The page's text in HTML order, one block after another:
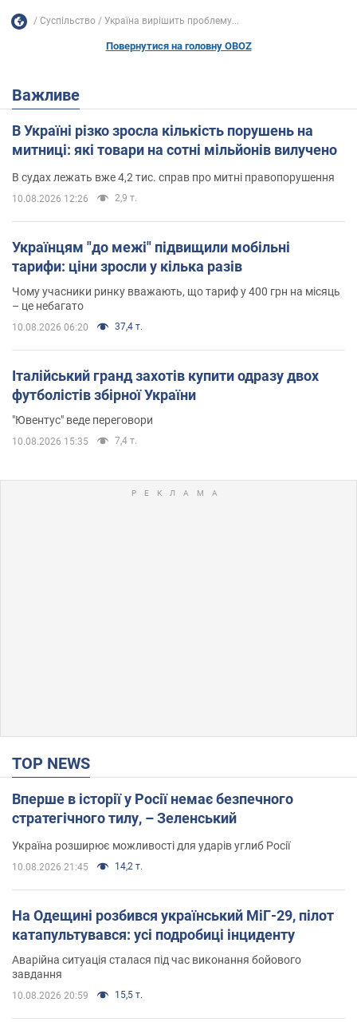
Суспільство Україна вирішить проблему...
Повернутися на головну OBOZ
Важливе
В Україні різко зросла кількість порушень на
митниці: які товари на сотні мільйонів вилучено
В судах лежать вже 4,2 тис. справ про митні правопорушення
10.08.2026 12:26 2,9 т.
Українцям "до межі" підвищили мобільні
тарифи: ціни зросли у кілька разів
Чому учасники ринку вважають, що тариф у 400 грн на місяць
– це небагато
10.08.2026 06:20 37,4 т.
Італійський гранд захотів купити одразу двох
футболістів збірної України
"Ювентус" веде переговори
10.08.2026 15:35 7,4 т.
TOP NEWS
Вперше в історії у Росії немає безпечного
стратегічного тилу, – Зеленський
Україна розширює можливості для ударів углиб Росії
10.08.2026 21:45 14,2 т.
На Одещині розбився український МіГ-29, пілот
катапультувався: усі подробиці інциденту
Аварійна ситуація сталася під час виконання бойового
завдання
10.08.2026 20:59 15,5 т.